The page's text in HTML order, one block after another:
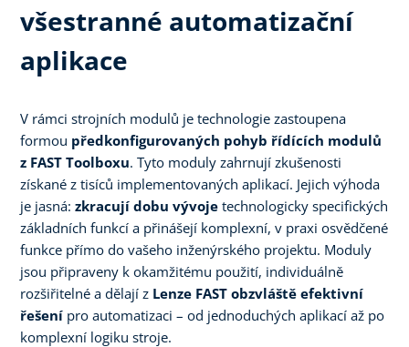
všestranné automatizační
aplikace
V rámci strojních modulů je technologie zastoupena
formou předkonfigurovaných pohyb řídících modulů
z FAST Toolboxu. Tyto moduly zahrnují zkušenosti
získané z tisíců implementovaných aplikací. Jejich výhoda
je jasná: zkracují dobu vývoje technologicky specifických
základních funkcí a přinášejí komplexní, v praxi osvědčené
funkce přímo do vašeho inženýrského projektu. Moduly
jsou připraveny k okamžitému použití, individuálně
rozšiřitelné a dělají z Lenze FAST obzvláště efektivní
řešení pro automatizaci – od jednoduchých aplikací až po
komplexní logiku stroje.